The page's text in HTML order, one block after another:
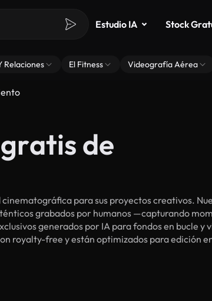
Estudio IA Stock
Relaciones El Fitness Videografía Aérea
de
para sus proyectos creativos.
grabados por humanos —capturando
generados por IA para fondos en bucle y
royalty-free y están optimizados para edición